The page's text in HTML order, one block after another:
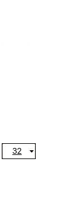
32